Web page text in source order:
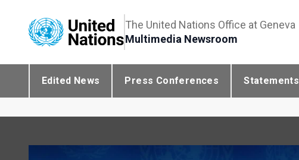
The United Nations Office at Geneva
Multimedia Newsroom
Edited News Press Conferences Statements